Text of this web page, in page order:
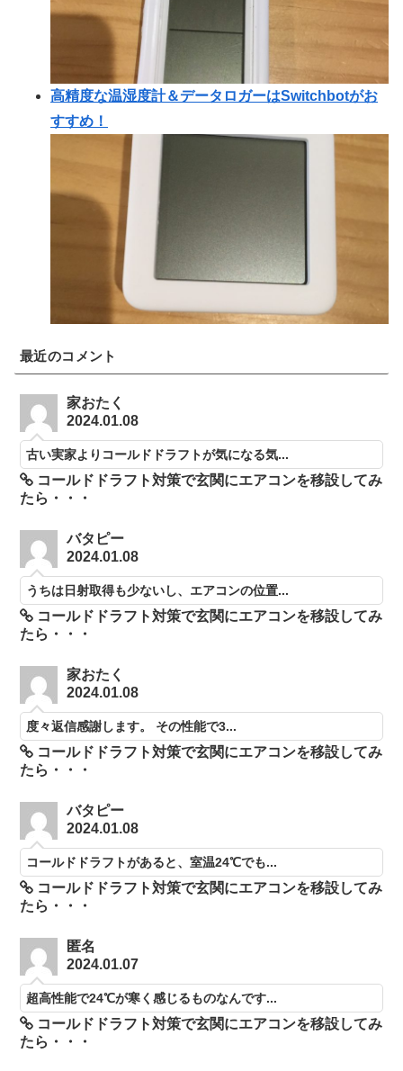
高精度な温湿度計＆データロガーはSwitchbotがお
すすめ！
最近のコメント
家おたく
2024.01.08
古い実家よりコールドドラフトが気になる気...
コールドドラフト対策で玄関にエアコンを移設してみ
たら・・・
バタピー
2024.01.08
うちは日射取得も少ないし、エアコンの位置...
コールドドラフト対策で玄関にエアコンを移設してみ
たら・・・
家おたく
2024.01.08
度々返信感謝します。 その性能で3...
コールドドラフト対策で玄関にエアコンを移設してみ
たら・・・
バタピー
2024.01.08
コールドドラフトがあると、室温24℃でも...
コールドドラフト対策で玄関にエアコンを移設してみ
たら・・・
匿名
2024.01.07
超高性能で24℃が寒く感じるものなんです...
コールドドラフト対策で玄関にエアコンを移設してみ
たら・・・